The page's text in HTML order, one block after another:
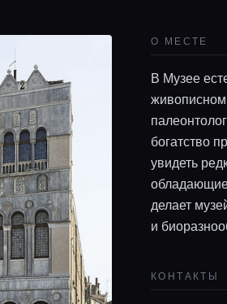
О МЕСТЕ
В Музее
богатство
увидеть
обладающие
делает
и
КОНТАКТЫ